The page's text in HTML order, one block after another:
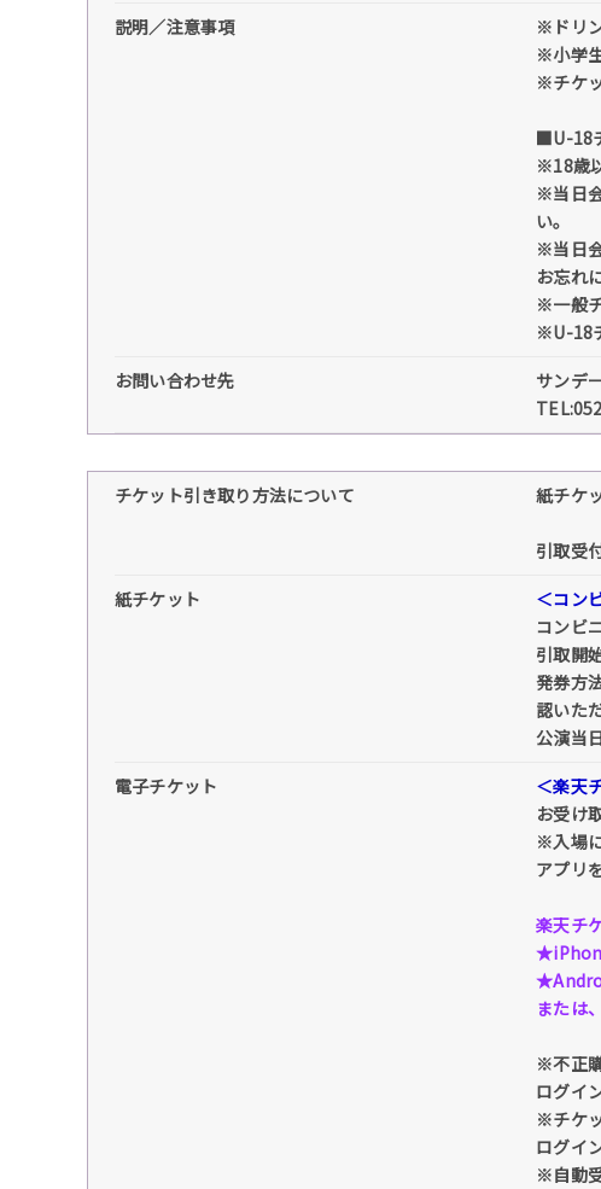
説明／注意事項
※ドリ
※小学
※チケ
■U-18
※18歳
※当日
い。
※当日
お忘れ
※一般
※U-18
お問い合わせ先
サンデ
チケット引き取り方法について 紙チケ
引取受
紙チケット
＜コン
コンビ
引取開
発券方
認いた
公演当
電子チケット
＜楽天
お受け
※入場
アプリ
楽天チ
または
※不正
ログイ
※チケ
ログイ
※自動